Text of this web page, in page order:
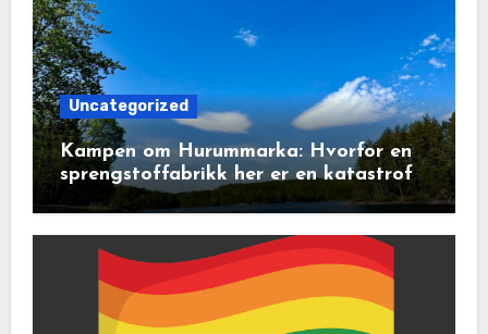
Uncategorized
Kampen om Hurummarka: Hvorfor en
sprengstoffabrikk her er en katastrofe
for natur og lokalsamfunn